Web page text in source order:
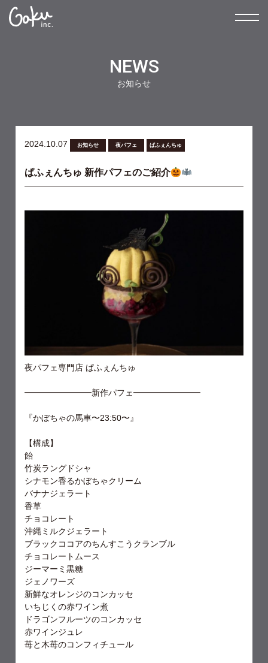
NEWS
お知らせ
2024.10.07 お知らせ 夜パフェ ぱふぇんちゅ
ぱふぇんちゅ 新作パフェのご紹介
夜パフェ専門店 ぱふぇんちゅ
━━━━━━━━新作パフェ━━━━━━━━
『かぼちゃの馬車〜23:50〜』
【構成】
飴
竹炭ラングドシャ
シナモン香るかぼちゃクリーム
バナナジェラート
香草
チョコレート
沖縄ミルクジェラート
ブラックココアのちんすこうクランブル
チョコレートムース
ジーマーミ黒糖
ジェノワーズ
新鮮なオレンジのコンカッセ
いちじくの赤ワイン煮
ドラゴンフルーツのコンカッセ
赤ワインジュレ
苺と木苺のコンフィチュール